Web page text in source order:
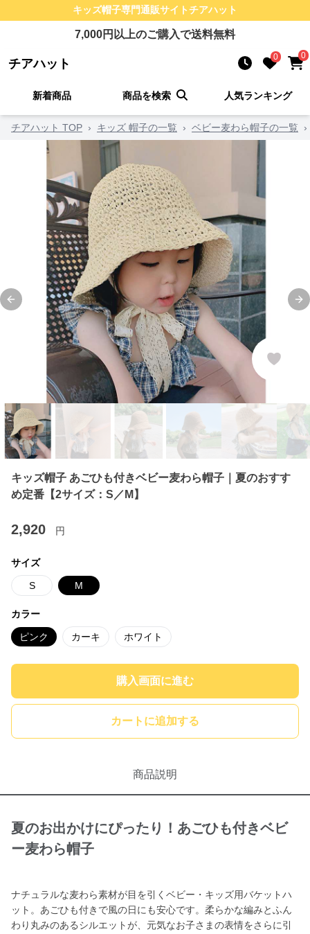
キッズ帽子専門通販サイトチアハット
7,000円以上のご購入で送料無料
チアハット 0 0
新着商品 商品を検索 人気ランキング
チアハット TOP › キッズ 帽子の一覧 › ベビー麦わら帽子の一覧 ›
Previous slide
キッズ帽子 あごひも付きベビー麦わら帽子｜夏のおすす
め定番【2サイズ：S／M】
2,920 円
サイズ
S M
カラー
ピンク カーキ ホワイト
購入画面に進む
カートに追加する
商品説明
夏のお出かけにぴったり！あごひも付きベビ
ー麦わら帽子
ナチュラルな麦わら素材が目を引くベビー・キッズ用バケットハ
ット。あごひも付きで風の日にも安心です。柔らかな編みとふん
わり丸みのあるシルエットが、元気なお子さまの表情をさらに引